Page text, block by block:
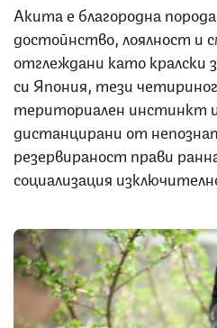
Акита е благородна
достойнство, лоялност и
отглеждани като
си Япония, тези
териториален инстинкт
дистанцирани от
резервираност прави
социализация